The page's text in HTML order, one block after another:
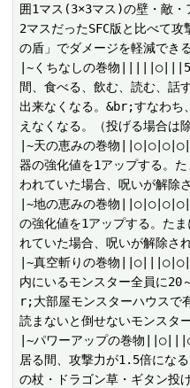
囲1マス(3×3マス)の壁・敵
2マスだったSFC版と比べて
の盾」でダメージを軽減でき
|~くちなしの巻物
間、食べる、飲む、読む、話
出来なくなる。&br;すなわち
えなくなる。（投げる場合は
|~天の恵みの巻物
器の強化値を1アップする。
われていた場合、呪いが解除
|~地の恵みの巻物
の強化値を1アップする。た
れていた場合、呪いが解除さ
|~真空斬りの巻物
内にいるモンスター全員に
r;大部屋モンスターハウスで
読まないと倒せないモンスタ
|~パワーアップの巻物
居る間、攻撃力が1.5倍にな
の杖・ドラゴン草・ギタン投